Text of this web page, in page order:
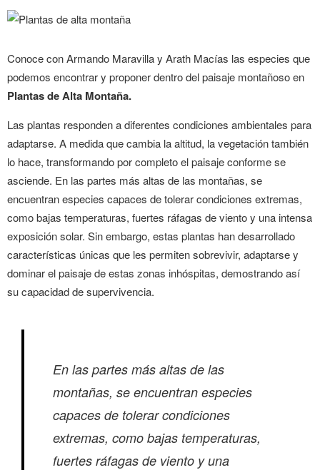
LANDUUM
CONSEJO HONORÍFICO
Conoce con Armando Maravilla y Arath Macías las especies que
podemos encontrar y proponer dentro del paisaje montañoso en
Plantas de Alta Montaña.
Las plantas responden a diferentes condiciones ambientales para
adaptarse. A medida que cambia la altitud, la vegetación también
lo hace, transformando por completo el paisaje conforme se
asciende. En las partes más altas de las montañas, se
encuentran especies capaces de tolerar condiciones extremas,
como bajas temperaturas, fuertes ráfagas de viento y una intensa
exposición solar. Sin embargo, estas plantas han desarrollado
características únicas que les permiten sobrevivir, adaptarse y
dominar el paisaje de estas zonas inhóspitas, demostrando así
su capacidad de supervivencia.
En las partes más altas de las
montañas, se encuentran especies
capaces de tolerar condiciones
extremas, como bajas temperaturas,
fuertes ráfagas de viento y una